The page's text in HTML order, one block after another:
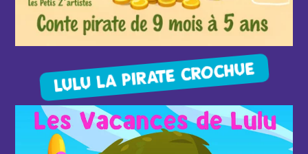
LULU LA PIRATE CROCHUE